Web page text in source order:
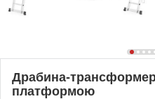
Драбина-трансформер
платформою